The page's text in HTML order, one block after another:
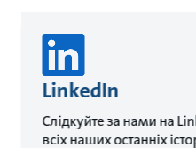
LinkedIn
Слідкуйте за нами на
всіх наших останніх